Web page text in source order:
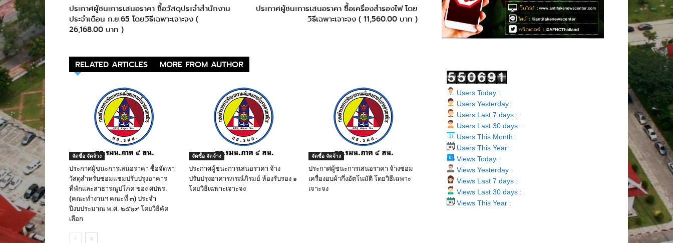
ประกาศผู้ชนะการเสนอราคา ซื้อวัสดุประจำสำนักงาน
ประจำเดือน ก.ย.65 โดยวิธีเฉพาะเจาะจง (
26,168.00 บาท )
ประกาศผู้ชนะการเสนอราคา ซื้อเครื่องสำรองไฟ โดย
วิธีเฉพาะเจาะจง ( 11,560.00 บาท )
RELATED ARTICLES MORE FROM AUTHOR
จัดซื้อ จัดจ้าง
ประกาศผู้ขนะการเสนอราคา ซื้อจัดหา
วัสดุสำหรับซ่อมแชมปรับปรุงอาคาร
ที่พักและสาธารณูปโภค ของ ศปพร.
(คณะทำงานฯ คณะที่ ๓) ประจำ
ปีงบประมาณ พ.ศ. ๒๕๖๙ โดยวิธีคัด
เลือก
จัดซื้อ จัดจ้าง
ประกาศผู้ชนะการเสนอราคา จ้าง
ปรับปรุงอาคารภรณ์ภิรมย์ ห้องรับรอง ๑
โดยวิธีเฉพาะเจาะจง
จัดซื้อ จัดจ้าง
ประกาศผู้ชนะการเสนอราคา จ้างซ่อม
เครื่องอบผ้ากึ่งอัตโนมัติ โดยวิธีเฉพาะ
เจาะจง
Users Today :
Users Yesterday :
Users Last 7 days :
Users Last 30 days :
Users This Month :
Users This Year :
Views Today :
Views Yesterday :
Views Last 7 days :
Views Last 30 days :
Views This Year :